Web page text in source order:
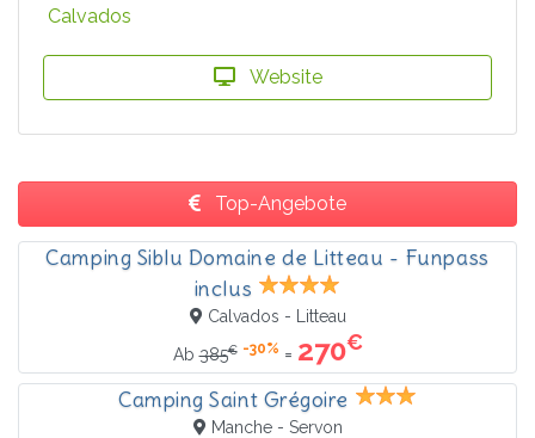
Calvados
Website
Top-Angebote
Camping Siblu Domaine de Litteau - Funpass
inclus
Calvados - Litteau
Ab385€ -30% = 270€
Camping Saint Grégoire
Manche - Servon